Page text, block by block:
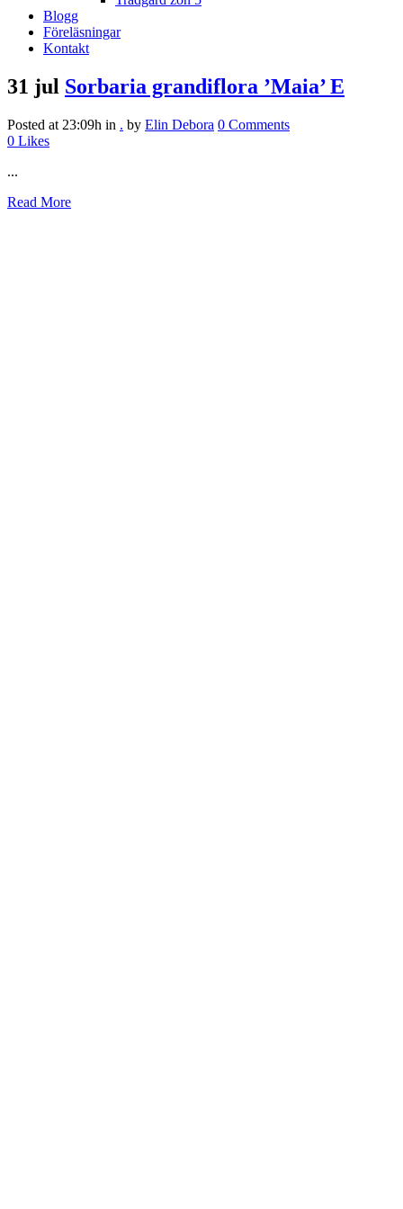
Blogg
Föreläsningar
Kontakt
31 jul Sorbaria grandiflora ’Maia’ E
Posted at 23:09h in . by Elin Debora 0 Comments
0 Likes
...
Read More